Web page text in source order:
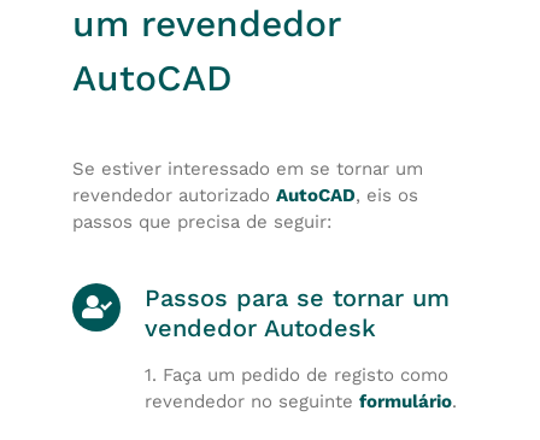
um revendedor
AutoCAD
Se estiver interessado em se tornar um
revendedor autorizado AutoCAD, eis os
passos que precisa de seguir:
Passos para se tornar um
vendedor Autodesk
1. Faça um pedido de registo como
revendedor no seguinte formulário.